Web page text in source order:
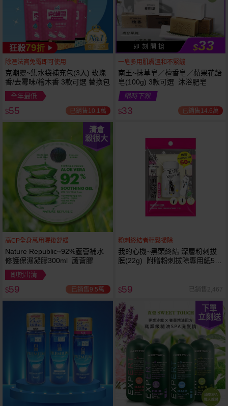
下單
53 折
狂殺79折
除溼法寶免電即可使用
克潮靈~集水袋補充包(3入) 玫瑰
香/去霉味/檜木香 3款可選 替換包
全年最低
$55 已銷售10.1萬
即 刻 開 搶 $33
一皂多用肌膚溫和不緊繃
南王~抹草皂／檀香皂／蘋果花語
皂(100g) 3款可選 沐浴肥皂
限時下殺
$33 已銷售14.6萬
清倉
殺很大
高CP全身萬用曬後舒緩
Nature Republic~92%蘆薈補水
修護保濕凝膠300ml 蘆薈膠
即期出清
$59 已銷售9.5萬
粉刺終結者輕鬆掃除
我的心機~黑頭終結 深層粉刺拔
膜(22g) 附贈粉刺拔除專用紙50
$59 已銷售2,467
下單
立刻送